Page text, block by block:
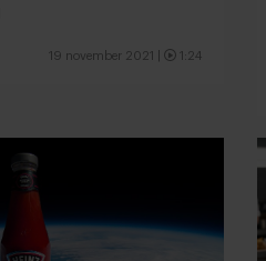
19 november 2021 1:24